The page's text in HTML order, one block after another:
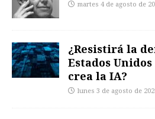
martes 4 de agosto de
¿Resistirá la
Estados
crea la IA?
lunes 3 de agosto de